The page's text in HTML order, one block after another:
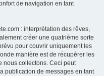
de navigation en tant
: interprétation des rêves,
créer une quatrième sorte
pour couvrir uniquement les
manière est de récupérer les
nous collectons. Ceci peut
publication de messages en tant